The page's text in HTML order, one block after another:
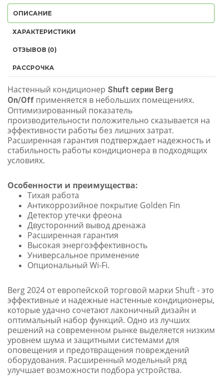
ОПИСАНИЕ
ХАРАКТЕРИСТИКИ
ОТЗЫВОВ (0)
РАССРОЧКА
Настенный кондиционер Shuft серии Berg
On/Off применяется в небольших помещениях.
Оптимизированный показатель
производительности положительно сказывается на
эффективности работы без лишних затрат.
Расширенная гарантия подтверждает надежность и
стабильность работы кондиционера в подходящих
условиях.
Особенности и преимущества:
Тихая работа
Антикоррозийное покрытие Golden Fin
Детектор утечки фреона
Двусторонний вывод дренажа
Расширенная гарантия
Высокая энергоэффективность
Универсальное применение
Опциональный Wi-Fi.
Berg 2024 от европейской торговой марки Shuft - это
эффективные и надежные настенные кондиционеры,
которые удачно сочетают лаконичный дизайн и
оптимальный набор функций. Одно из лучших
решений на современном рынке выделяется низким
уровнем шума и защитными системами для
оповещения и предотвращения повреждений
оборудования. Расширенный модельный ряд
улучшает возможности подбора устройства.